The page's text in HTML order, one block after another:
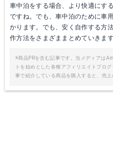
車中泊をする場合、より快適にす
ですね。でも、車中泊のために車
かります。でも、安く自作する方
作方法をさまざままとめていきま
※商品PRを含む記事です。当メディアは
トを始めとした各種アフィリエイトプロ
事で紹介している商品を購入すると、売上